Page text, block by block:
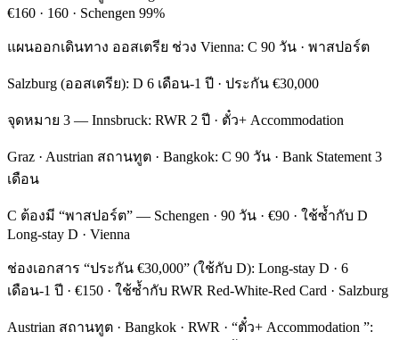
€160 · 160 · Schengen 99%
แผนออกเดินทาง ออสเตรีย ช่วง Vienna: C 90 วัน · พาสปอร์ต
Salzburg (ออสเตรีย): D 6 เดือน-1 ปี · ประกัน €30,000
จุดหมาย 3 — Innsbruck: RWR 2 ปี · ตั๋ว+ Accommodation
Graz · Austrian สถานทูต · Bangkok: C 90 วัน · Bank Statement 3
เดือน
C ต้องมี “พาสปอร์ต” — Schengen · 90 วัน · €90 · ใช้ซ้ำกับ D
Long-stay D · Vienna
ช่องเอกสาร “ประกัน €30,000” (ใช้กับ D): Long-stay D · 6
เดือน-1 ปี · €150 · ใช้ซ้ำกับ RWR Red-White-Red Card · Salzburg
Austrian สถานทูต · Bangkok · RWR · “ตั๋ว+ Accommodation ”: